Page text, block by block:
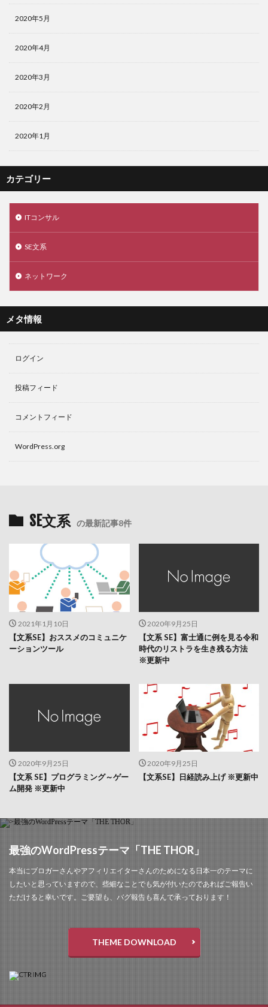
2020年5月
2020年4月
2020年3月
2020年2月
2020年1月
カテゴリー
ITコンサル
SE文系
ネットワーク
メタ情報
ログイン
投稿フィード
コメントフィード
WordPress.org
SE文系 の最新記事8件
2021年1月10日
【文系SE】おススメのコミュニケ
ーションツール
2020年9月25日
【文系 SE】富士通に例を見る令和
時代のリストラを生き残る方法
※更新中
2020年9月25日
【文系 SE】プログラミング～ゲー
ム開発 ※更新中
2020年9月25日
【文系SE】日経読み上げ ※更新中
最強のWordPressテーマ「THE THOR」
本当にブロガーさんやアフィリエイターさんのためになる日本一のテーマに
したいと思っていますので、些細なことでも気が付いたのであればご報告い
ただけると幸いです。ご要望も、バグ報告も喜んで承っております！
THEME DOWNLOAD